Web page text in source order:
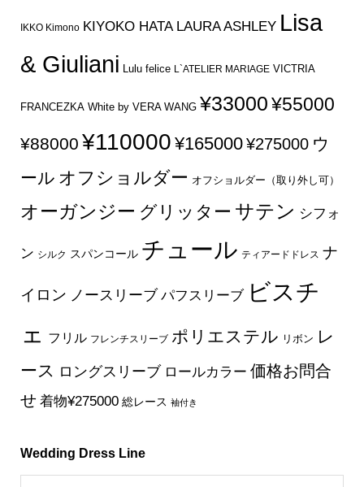
IKKO Kimono KIYOKO HATA LAURA ASHLEY Lisa
& Giuliani Lulu felice L`ATELIER MARIAGE VICTRIA
FRANCEZKA White by VERA WANG ¥33000¥55000
¥88000 ¥110000 ¥165000¥275000 ウ
ール オフショルダー オフショルダー（取り外し可）
オーガンジー グリッター サテン シフォ
ン シルク スパンコール チュール ティアードドレス ナ
イロン ノースリーブ パフスリーブ ビスチ
ェ フリル フレンチスリーブ ポリエステル リボン レ
ース ロングスリーブ ロールカラー 価格お問合
せ 着物¥275000 総レース 袖付き
Wedding Dress Line